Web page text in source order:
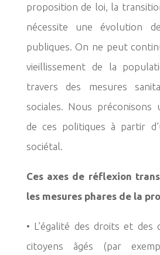
proposition de loi, la
nécessite une évolution
publiques. On ne peut
vieillissement de
la
travers des mesures
sociales. Nous préconisons
de ces politiques à partir
sociétal.
Ces axes de réflexion
les mesures phares de la
• L’égalité des droits et des
citoyens âgés (par